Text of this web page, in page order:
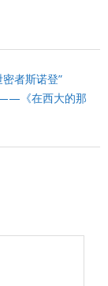
者斯诺登”
《在西大的那